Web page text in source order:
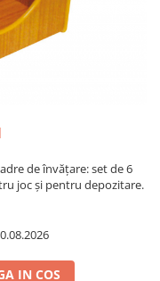
de învățare: set de 6
joc și pentru depozitare.
IN COS